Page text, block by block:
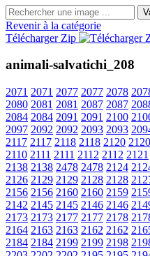
Revenir à la catégorie
Télécharger Zip
animali-salvatichi_208
2071 2071 2077 2077 2078
2080 2081 2081 2087 2087
2084 2084 2091 2091 2100
2097 2092 2092 2093 2093
2117 2117 2118 2118 2120 2120
2110 2111 2111 2112 2112 2121
2138 2138 2478 2478 2124
2126 2129 2129 2128 2128
2156 2156 2160 2160 2159
2142 2145 2145 2146 2146
2173 2173 2177 2177 2178
2164 2163 2163 2162 2162
2184 2184 2199 2199 2198